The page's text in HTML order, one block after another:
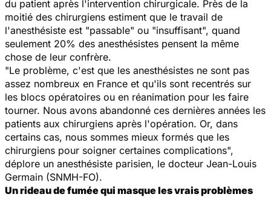
du patient après l'intervention chirurgicale. Près de la
moitié des chirurgiens estiment que le travail de
l'anesthésiste est "passable" ou "insuffisant", quand
seulement 20% des anesthésistes pensent la même
chose de leur confrère.
"Le problème, c'est que les anesthésistes ne sont pas
assez nombreux en France et qu'ils sont recentrés sur
les blocs opératoires ou en réanimation pour les faire
tourner. Nous avons abandonné ces dernières années les
patients aux chirurgiens après l'opération. Or, dans
certains cas, nous sommes mieux formés que les
chirurgiens pour soigner certaines complications",
déplore un anesthésiste parisien, le docteur Jean-Louis
Germain (SNMH-FO).
Un rideau de fumée qui masque les vrais problèmes